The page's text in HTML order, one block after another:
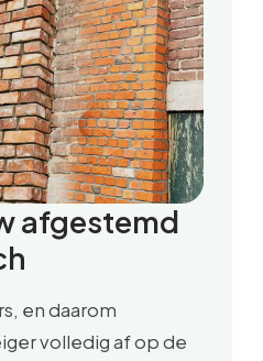
afgestemd
en daarom
volledig af op de